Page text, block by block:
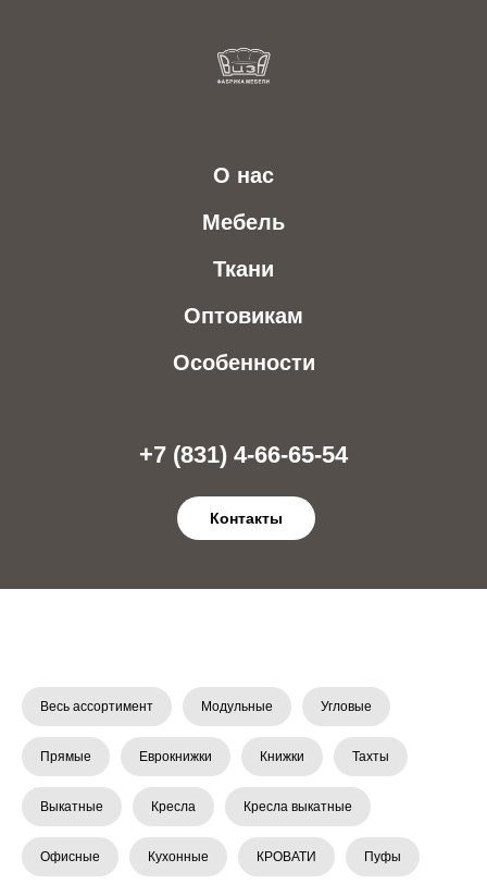
О нас
Мебель
Ткани
Оптовикам
Особенности
+7 (831) 4-66-65-54
Контакты
Весь ассортимент Модульные Угловые
Прямые Еврокнижки Книжки Тахты
Выкатные Кресла Кресла выкатные
Офисные Кухонные КРОВАТИ Пуфы